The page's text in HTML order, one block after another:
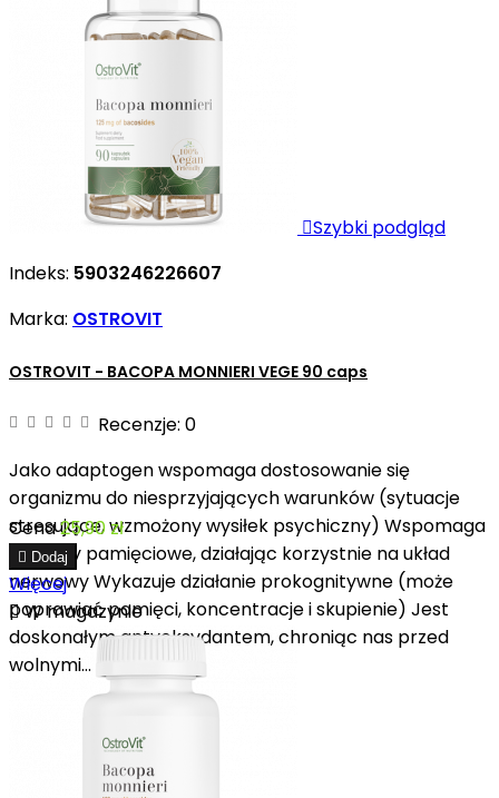
Szybki podgląd
Indeks: 5903246226607
Marka: OSTROVIT
OSTROVIT - BACOPA MONNIERI VEGE 90 caps
Recenzje: 0
Jako adaptogen wspomaga dostosowanie się
organizmu do niesprzyjających warunków (sytuacje
stresujące, wzmożony wysiłek psychiczny) Wspomaga
procesy pamięciowe, działając korzystnie na układ
nerwowy Wykazuje działanie prokognitywne (może
poprawiać pamięci, koncentracje i skupienie) Jest
doskonałym antyoksydantem, chroniąc nas przed
wolnymi...
Cena25,90 zł
 Dodaj
Więcej
W magazynie